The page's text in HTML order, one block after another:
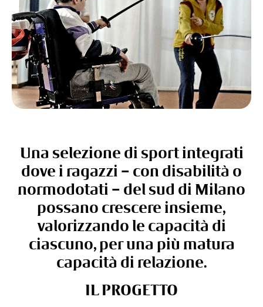
Una selezione di sport integrati
dove i ragazzi – con disabilità o
normodotati – del sud di Milano
possano crescere insieme,
valorizzando le capacità di
ciascuno, per una più matura
capacità di relazione.
IL PROGETTO